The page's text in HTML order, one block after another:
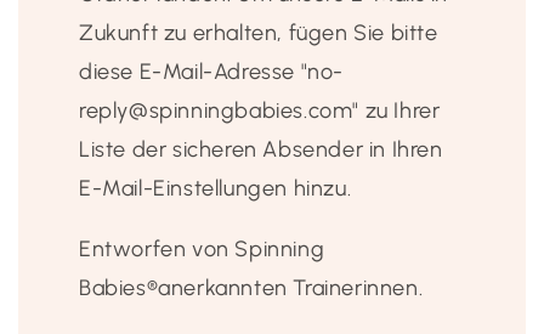
Zukunft zu erhalten, fügen Sie bitte
diese E-Mail-Adresse "no-
reply@spinningbabies.com" zu Ihrer
Liste der sicheren Absender in Ihren
E-Mail-Einstellungen hinzu.
Entworfen von Spinning
Babies®️anerkannten Trainerinnen.